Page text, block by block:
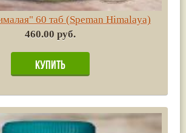
60 таб (Speman Himalaya)
460.00 руб.